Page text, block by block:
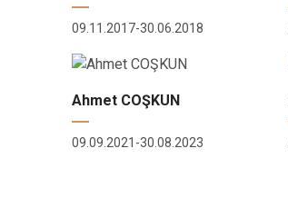
09.11.2017-30.06.2018
Ahmet COŞKUN
09.09.2021-30.08.2023